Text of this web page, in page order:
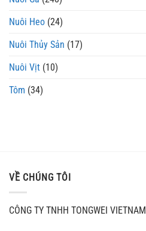
Nuôi Heo (24)
Nuôi Thủy Sản (17)
Nuôi Vịt (10)
Tôm (34)
VỀ CHÚNG TÔI
CÔNG TY TNHH TONGWEI VIETNAM